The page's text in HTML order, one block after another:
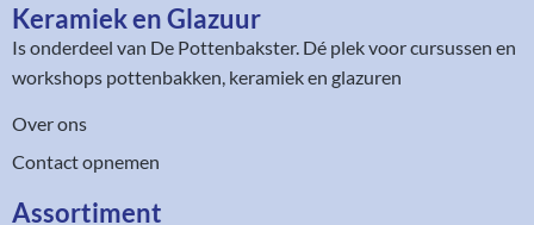
Keramiek en Glazuur​
Is onderdeel van De Pottenbakster. Dé plek voor cursussen en
workshops pottenbakken, keramiek en glazuren
Over ons
Contact opnemen
Assortiment​